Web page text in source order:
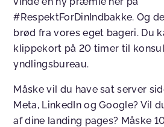
#RespektForDinIndbakke. Og
brød fra vores eget bageri. Du
klippekort på 20 timer til
yndlingsbureau.
Måske vil du have sat server
Meta, LinkedIn og Google? Vil
af dine landing pages? Måske